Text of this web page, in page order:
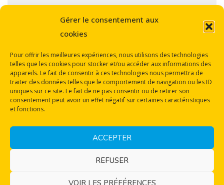
Gérer le consentement aux
cookies
Pour offrir les meilleures expériences, nous utilisons des technologies
telles que les cookies pour stocker et/ou accéder aux informations des
appareils. Le fait de consentir à ces technologies nous permettra de
traiter des données telles que le comportement de navigation ou les ID
uniques sur ce site. Le fait de ne pas consentir ou de retirer son
consentement peut avoir un effet négatif sur certaines caractéristiques
et fonctions.
ACCEPTER
REFUSER
VOIR LES PRÉFÉRENCES
for:
Protection des données personnelles
Politique de cookies (UE)
© Les Titis 2023
Back
to
Top